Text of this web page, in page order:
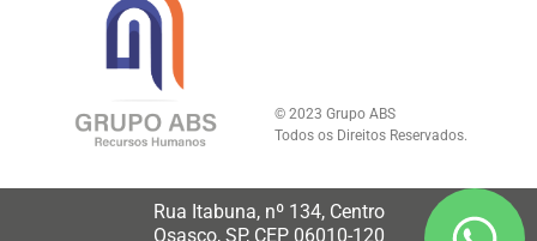
© 2023 Grupo ABS
Todos os Direitos Reservados.
Rua Itabuna, nº 134, Centro
Osasco, SP, CEP 06010-120